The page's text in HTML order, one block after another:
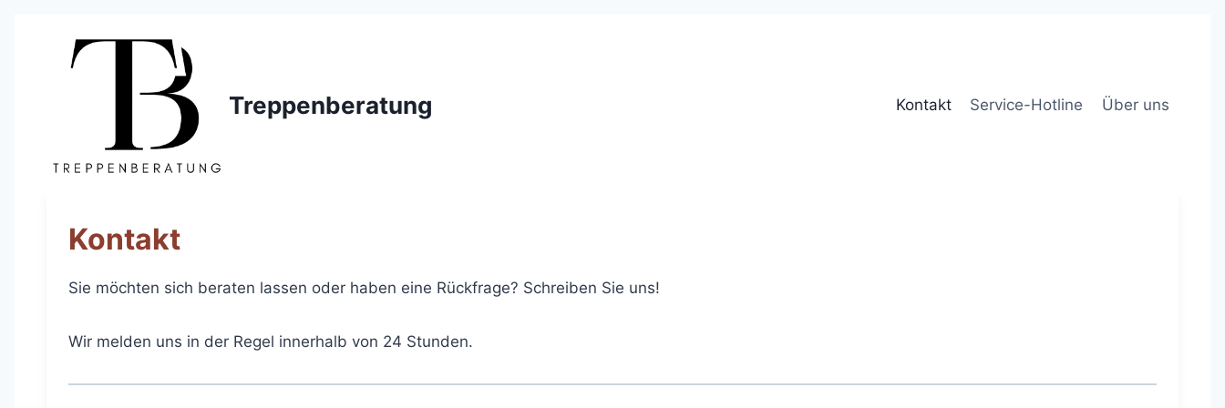
Treppenberatung Kontakt Service-Hotline Über uns
Kontakt
Sie möchten sich beraten lassen oder haben eine Rückfrage? Schreiben Sie uns!
Wir melden uns in der Regel innerhalb von 24 Stunden.